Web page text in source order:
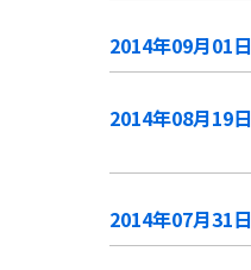
2014年09月01日
2014年08月19日
2014年07月31日